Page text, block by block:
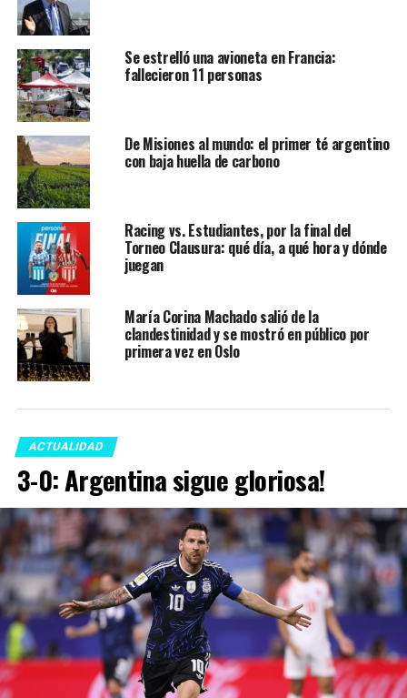
Se estrelló una avioneta en Francia:
fallecieron 11 personas
De Misiones al mundo: el primer té argentino
con baja huella de carbono
Racing vs. Estudiantes, por la final del
Torneo Clausura: qué día, a qué hora y dónde
juegan
María Corina Machado salió de la
clandestinidad y se mostró en público por
primera vez en Oslo
ACTUALIDAD
3-0: Argentina sigue gloriosa!